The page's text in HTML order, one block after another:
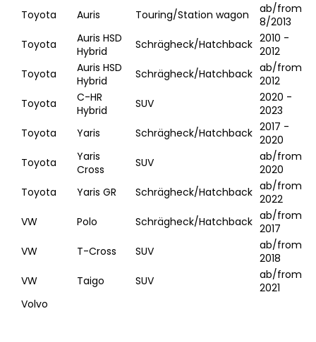
Toyota
Auris Touring/Station wagon
ab/from
8/2013
Toyota
Auris HSD
Hybrid
Schrägheck/Hatchback 2010 -
2012
Toyota
Auris HSD
Hybrid
Schrägheck/Hatchback ab/from
2012
Toyota
C-HR
Hybrid
SUV
2020 -
2023
Toyota
Yaris Schrägheck/Hatchback 2017 -
2020
Toyota
Yaris
Cross
SUV
ab/from
2020
Toyota
Yaris GR Schrägheck/Hatchback ab/from
2022
VW
Polo Schrägheck/Hatchback ab/from
2017
VW
T-Cross SUV
ab/from
2018
VW
Taigo SUV
ab/from
2021
Volvo